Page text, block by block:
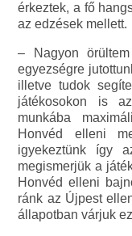
érkeztek, a fő
az edzések mellett.
– Nagyon
egyezségre
illetve tudok
játékosokon is
munkába
Honvéd elleni
igyekeztünk így
megismerjük a
Honvéd elleni
ránk az Újpest
állapotban várjuk